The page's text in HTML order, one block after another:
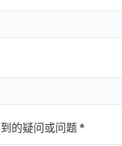
的疑问或问题 *